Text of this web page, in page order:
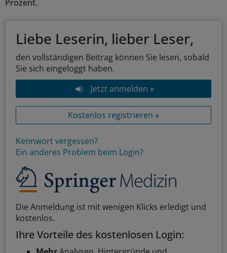
Prozent.
Liebe Leserin, lieber Leser,
den vollständigen Beitrag können Sie lesen, sobald
Sie sich eingeloggt haben.
Jetzt anmelden »
Kostenlos registrieren »
Kennwort vergessen?
Ein anderes Problem beim Login?
Die Anmeldung ist mit wenigen Klicks erledigt und
kostenlos.
Ihre Vorteile des kostenlosen Login: